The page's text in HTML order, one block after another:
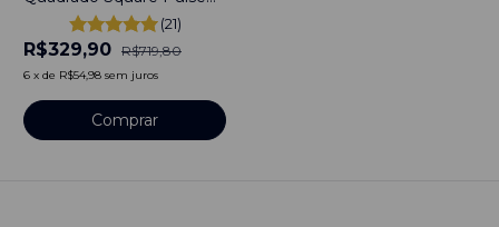
Ivory Gold Aço Inoxidável
banhado a titânio (21)
R$329,90 R$719,80
6 x de R$54,98 sem juros
Comprar